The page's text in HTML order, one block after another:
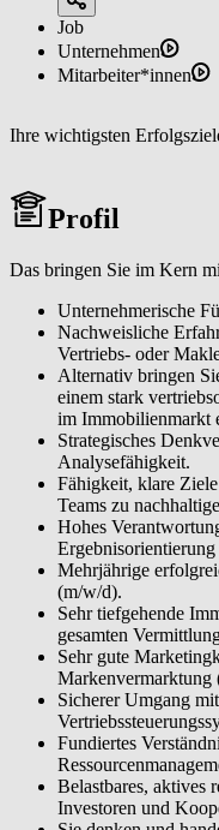
Job
Unternehmen
Mitarbeiter*innen
Ihre wichtigsten
Profil
Das bringen Sie im Kern
Unternehmerische
Nachweisliche
Vertriebs- oder
Alternativ bringen
einem stark
im Immobilienmarkt
Strategisches
Analysefähigkeit.
Fähigkeit, klare
Teams zu
Hohes
Mehrjährige
(m/w/d).
Sehr tiefgehende
gesamten
Sehr gute
Markenvermarktung
Sicherer Umgang
Fundiertes
Belastbares, aktives
Investoren und